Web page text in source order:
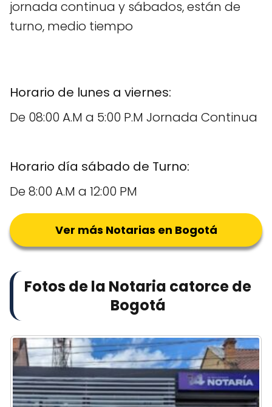
jornada continua y sábados, están de
turno, medio tiempo
Horario de lunes a viernes:
De 08:00 A.M a 5:00 P.M Jornada Continua
Horario día sábado de Turno:
De 8:00 A.M a 12:00 PM
Ver más Notarias en Bogotá
Fotos de la Notaria catorce de
Bogotá